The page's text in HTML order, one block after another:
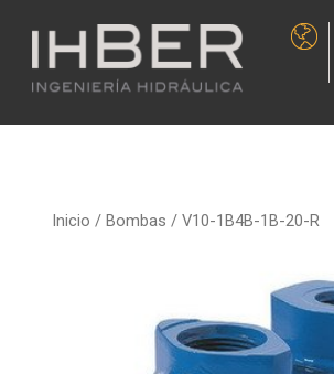
Inicio /Bombas / V10-1B4B-1B-20-R